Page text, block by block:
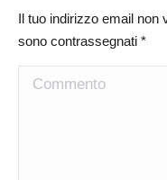
Il tuo indirizzo email non
sono contrassegnati *
Commento